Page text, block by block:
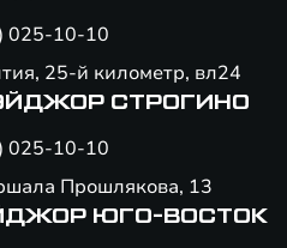
025-10-10
25-й километр, вл24
СТРОГИНО
025-10-10
Прошлякова, 13
ЮГО-ВОСТОК